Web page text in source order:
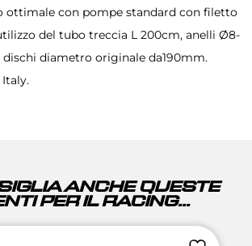
ottimale con pompe standard con filetto
del tubo treccia L 200cm, anelli Ø8-
diametro originale da190mm.
ANCHE QUESTE
PER IL RACING...